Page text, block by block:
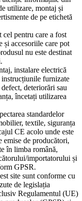
utilizare, montaj și
de pe etichetă
pentru care a fost
și accesoriile care pot
nu este destinat
instalare electrică
instrucțiunile furnizate
deteriorări sau
încetați utilizarea
standardelor
textile, siguranța
CE acolo unde este
de producători,
în limba română,
importatorului și
GPSR.
site sunt conforme cu
de legislația
Regulamentul (UE)